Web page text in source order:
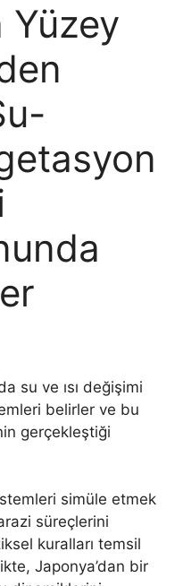
Yüzey
su ve ısı değişimi
belirler ve bu
gerçekleştiği
simüle etmek
süreçlerini
kuralları temsil
Japonya’dan bir